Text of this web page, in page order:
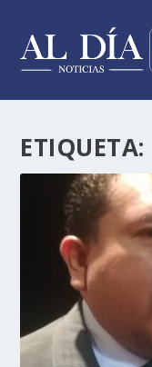
ETIQUETA: